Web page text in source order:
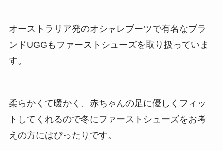
オーストラリア発のオシャレブーツで有名なブラ
ンドUGGもファーストシューズを取り扱っていま
す。
柔らかくて暖かく、赤ちゃんの足に優しくフィッ
トしてくれるので冬にファーストシューズをお考
えの方にはぴったりです。